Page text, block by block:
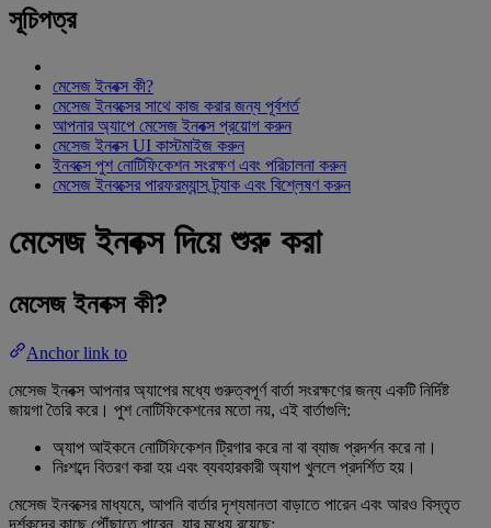
সূচিপত্র
মেসেজ ইনবক্স কী?
মেসেজ ইনবক্সের সাথে কাজ করার জন্য পূর্বশর্ত
আপনার অ্যাপে মেসেজ ইনবক্স প্রয়োগ করুন
মেসেজ ইনবক্স UI কাস্টমাইজ করুন
ইনবক্সে পুশ নোটিফিকেশন সংরক্ষণ এবং পরিচালনা করুন
মেসেজ ইনবক্সের পারফরম্যান্স ট্র্যাক এবং বিশ্লেষণ করুন
মেসেজ ইনবক্স দিয়ে শুরু করা
মেসেজ ইনবক্স কী?
Anchor link to
মেসেজ ইনবক্স আপনার অ্যাপের মধ্যে গুরুত্বপূর্ণ বার্তা সংরক্ষণের জন্য একটি নির্দিষ্ট
জায়গা তৈরি করে। পুশ নোটিফিকেশনের মতো নয়, এই বার্তাগুলি:
অ্যাপ আইকনে নোটিফিকেশন ট্রিগার করে না বা ব্যাজ প্রদর্শন করে না।
নিঃশব্দে বিতরণ করা হয় এবং ব্যবহারকারী অ্যাপ খুললে প্রদর্শিত হয়।
মেসেজ ইনবক্সের মাধ্যমে, আপনি বার্তার দৃশ্যমানতা বাড়াতে পারেন এবং আরও বিস্তৃত
দর্শকদের কাছে পৌঁছাতে পারেন, যার মধ্যে রয়েছে: